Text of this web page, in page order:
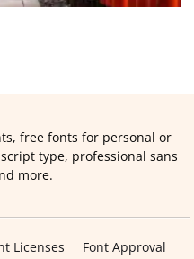
free fonts for personal or
type, professional sans
more.
Licenses
Font Approval